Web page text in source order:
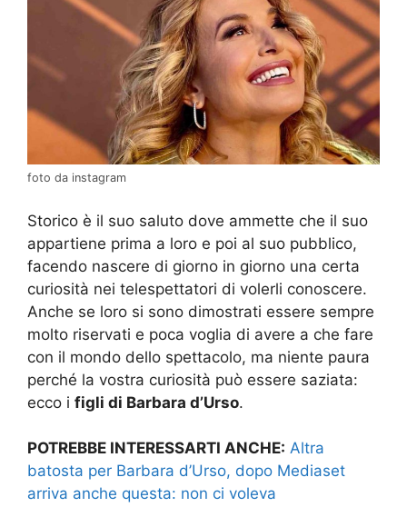
foto da instagram
Storico è il suo saluto dove ammette che il suo
appartiene prima a loro e poi al suo pubblico,
facendo nascere di giorno in giorno una certa
curiosità nei telespettatori di volerli conoscere.
Anche se loro si sono dimostrati essere sempre
molto riservati e poca voglia di avere a che fare
con il mondo dello spettacolo, ma niente paura
perché la vostra curiosità può essere saziata:
ecco i figli di Barbara d’Urso.
POTREBBE INTERESSARTI ANCHE: Altra
batosta per Barbara d’Urso, dopo Mediaset
arriva anche questa: non ci voleva